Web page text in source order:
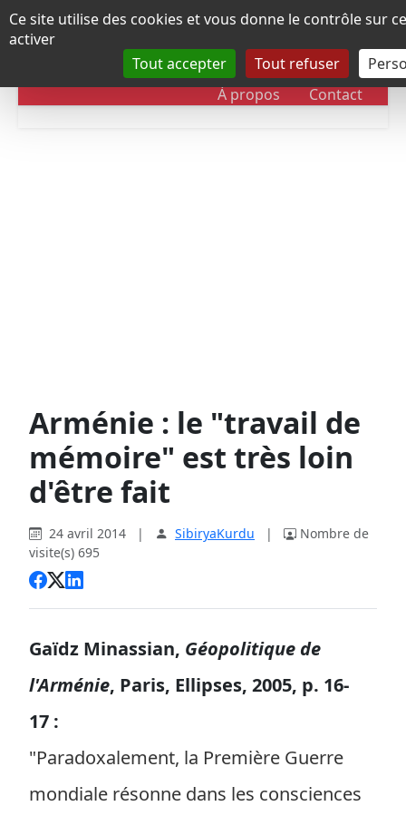
Panneau de gestion des cookies
Ce site utilise des cookies et vous donne le contrôle sur
activer
Tout accepter
Tout refuser
DOSSIERS CHRONOLOGIE
À propos Contact
Arménie : le "travail de
mémoire" est très loin
d'être fait
24 avril 2014 | SibiryaKurdu |
Nombre de
visite(s) 695
Gaïdz Minassian, Géopolitique de
l'Arménie, Paris, Ellipses, 2005, p. 16-
17 :
"Paradoxalement, la Première Guerre
mondiale résonne dans les consciences